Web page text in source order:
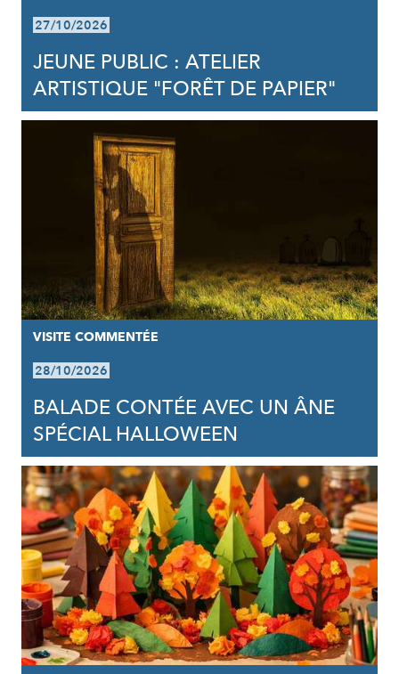
27/10/2026
JEUNE PUBLIC : ATELIER
ARTISTIQUE "FORÊT DE PAPIER"
VISITE COMMENTÉE
28/10/2026
BALADE CONTÉE AVEC UN ÂNE
SPÉCIAL HALLOWEEN